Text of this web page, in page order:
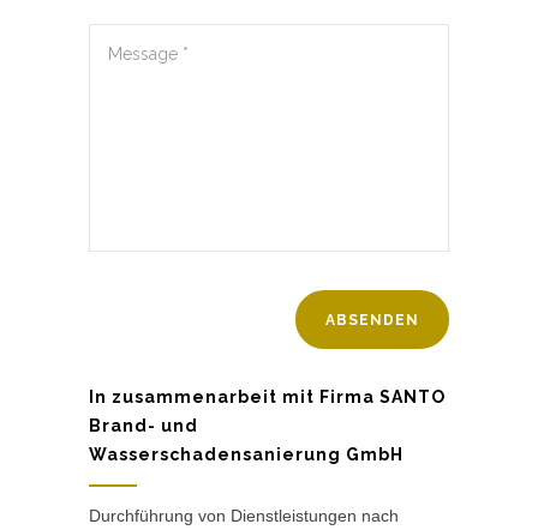
In zusammenarbeit mit Firma SANTO
Brand- und
Wasserschadensanierung GmbH
Durchführung von Dienstleistungen nach